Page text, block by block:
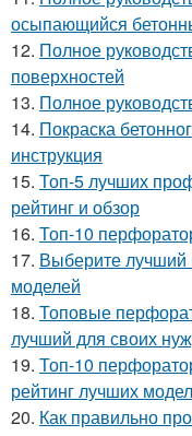
осыпающийся
12. Полное
поверхностей
13. Полное
14. Покраска
инструкция
15. Топ-5 лучших
рейтинг и обзор
16. Топ-10
17. Выберите лучший
моделей
18. Топовые
лучший для своих
19. Топ-10
рейтинг лучших
20. Как правильно